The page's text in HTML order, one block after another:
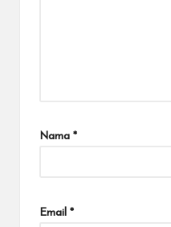
Nama *
Email *